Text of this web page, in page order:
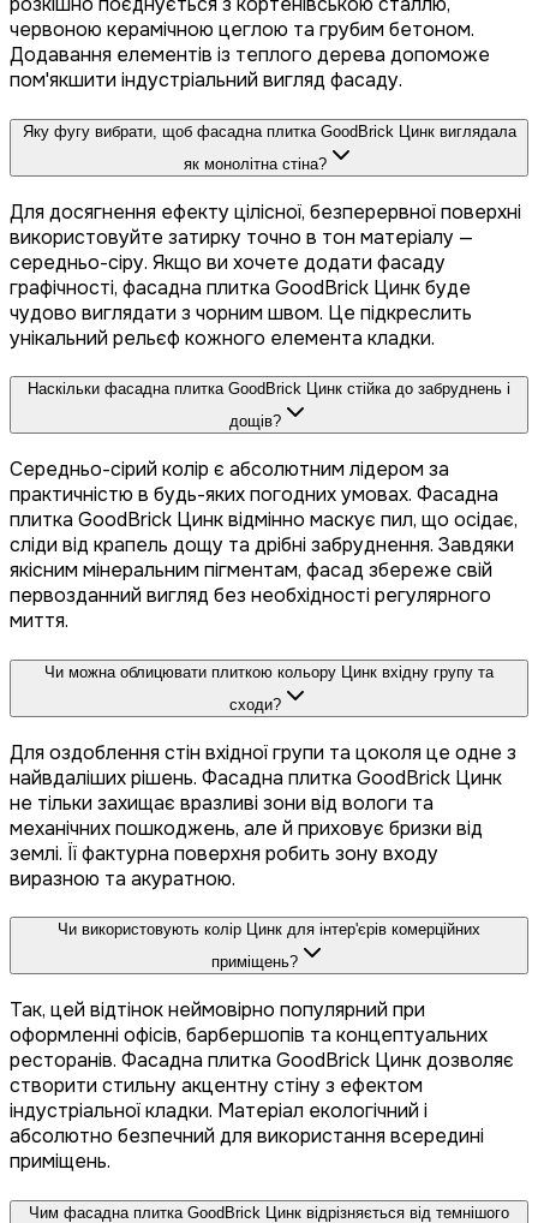
червоною керамічною цеглою та грубим бетоном.
Додавання елементів із теплого дерева допоможе
пом'якшити індустріальний вигляд фасаду.
Яку фугу вибрати, щоб фасадна плитка GoodBrick Цинк виглядала
як монолітна стіна?
Для досягнення ефекту цілісної, безперервної поверхні
використовуйте затирку точно в тон матеріалу —
середньо-сіру. Якщо ви хочете додати фасаду
графічності, фасадна плитка GoodBrick Цинк буде
чудово виглядати з чорним швом. Це підкреслить
унікальний рельєф кожного елемента кладки.
Наскільки фасадна плитка GoodBrick Цинк стійка до забруднень і
дощів?
Середньо-сірий колір є абсолютним лідером за
практичністю в будь-яких погодних умовах. Фасадна
плитка GoodBrick Цинк відмінно маскує пил, що осідає,
сліди від крапель дощу та дрібні забруднення. Завдяки
якісним мінеральним пігментам, фасад збереже свій
первозданний вигляд без необхідності регулярного
миття.
Чи можна облицювати плиткою кольору Цинк вхідну групу та
сходи?
Для оздоблення стін вхідної групи та цоколя це одне з
найвдаліших рішень. Фасадна плитка GoodBrick Цинк
не тільки захищає вразливі зони від вологи та
механічних пошкоджень, але й приховує бризки від
землі. Її фактурна поверхня робить зону входу
виразною та акуратною.
Чи використовують колір Цинк для інтер'єрів комерційних
приміщень?
Так, цей відтінок неймовірно популярний при
оформленні офісів, барбершопів та концептуальних
ресторанів. Фасадна плитка GoodBrick Цинк дозволяє
створити стильну акцентну стіну з ефектом
індустріальної кладки. Матеріал екологічний і
абсолютно безпечний для використання всередині
приміщень.
Чим фасадна плитка GoodBrick Цинк відрізняється від темнішого